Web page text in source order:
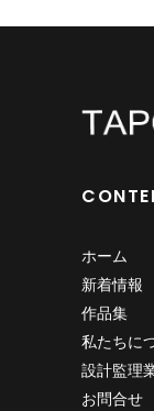
ホーム
新着情報
作品集
私たちに
設計監理
お問合せ